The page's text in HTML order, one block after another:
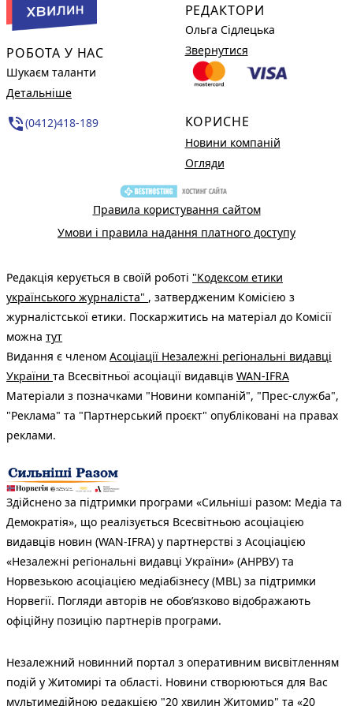
РОБОТА У НАС
Шукаєм таланти
Детальніше
phone_in_talk(0412)418-189
РЕДАКТОРИ
Ольга Сідлецька
Звернутися
КОРИСНЕ
Новини компаній
Огляди
Правила користування сайтом
Умови і правила надання платного доступу
Редакція керується в своїй роботі "Кодексом етики
українського журналіста" , затвердженим Комісією з
журналістської етики. Поскаржитись на матеріал до Комісії
можна тут
Видання є членом Асоціації Незалежні регіональні видавці
України та Всесвітньої асоціації видавців WAN-IFRA
Матеріали з позначками "Новини компаній", "Прес-служба",
"Реклама" та "Партнерський проєкт" опубліковані на правах
реклами.
Здійснено за підтримки програми «Сильніші разом: Медіа та
Демократія», що реалізується Всесвітньою асоціацією
видавців новин (WAN-IFRA) у партнерстві з Асоціацією
«Незалежні регіональні видавці України» (АНРВУ) та
Норвезькою асоціацією медіабізнесу (MBL) за підтримки
Норвегії. Погляди авторів не обов’язково відображають
офіційну позицію партнерів програми.
Незалежний новинний портал з оперативним висвітленням
подій у Житомирі та області. Новини створюються для Вас
мультимедійною редакцією "20 хвилин Житомир" та «20